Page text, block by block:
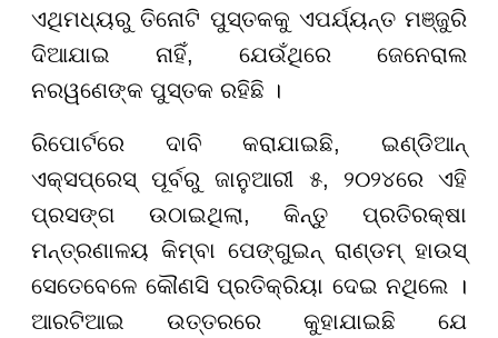
ଏଥିମଧ୍ୟରୁ ତିନୋଟି ପୁସ୍ତକକୁ ଏପର୍ଯ୍ୟନ୍ତ ମଞ୍ଜୁରି
ଦିଆଯାଇ ନାହିଁ, ଯେଉଁଥିରେ ଜେନେରାଲ
ନରୱଣେଙ୍କ ପୁସ୍ତକ ରହିଛି ।
ରିପୋର୍ଟରେ ଦାବି କରାଯାଇଛି, ଇଣ୍ଡିଆନ୍
ଏକ୍ସପ୍ରେସ୍ ପୂର୍ବରୁ ଜାନୁଆରୀ ୫, ୨୦୨୪ରେ ଏହି
ପ୍ରସଙ୍ଗ ଉଠାଇଥିଲା, କିନ୍ତୁ ପ୍ରତିରକ୍ଷା
ମନ୍ତ୍ରଣାଳୟ କିମ୍ବା ପେଙ୍ଗୁଇନ୍ ରାଣ୍ଡମ୍ ହାଉସ୍
ସେତେବେଳେ କୌଣସି ପ୍ରତିକ୍ରିୟା ଦେଇ ନଥିଲେ ।
ଆରଟିଆଇ ଉତ୍ତରରେ କୁହାଯାଇଛି ଯେ